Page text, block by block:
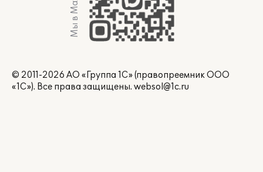
Мы в Max
© 2011-2026 АО «Группа 1С» (правопреемник ООО
«1С»). Все права защищены. websol@1c.ru